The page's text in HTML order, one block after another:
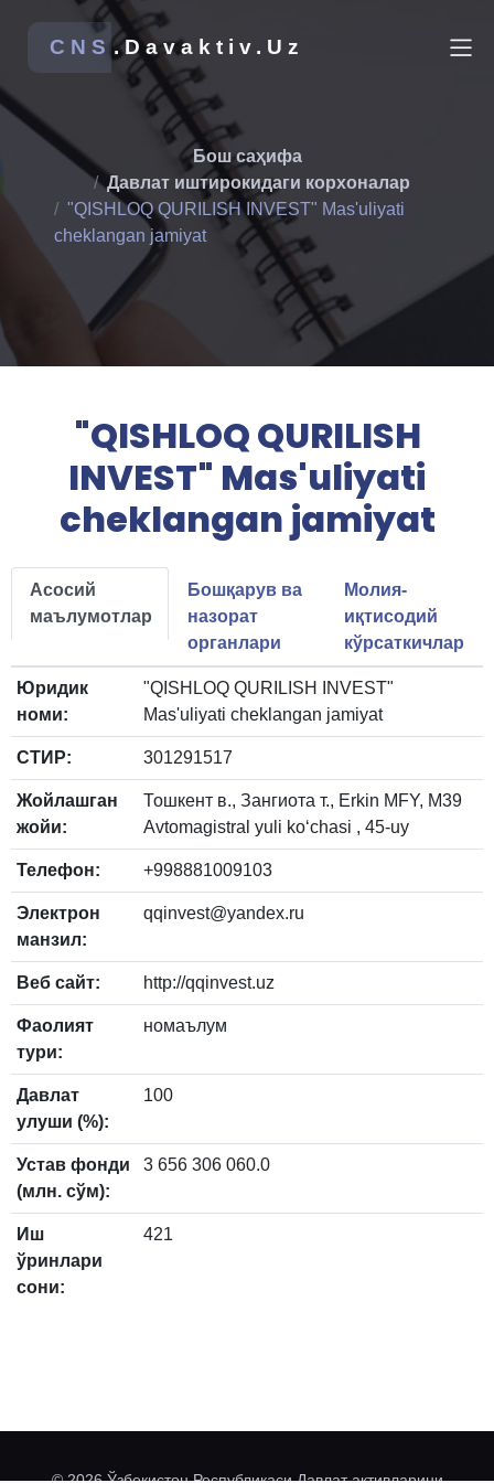
CNS.Davaktiv.Uz
Бош саҳифа
Давлат иштирокидаги корхоналар
"QISHLOQ QURILISH INVEST" Mas'uliyati
cheklangan jamiyat
"QISHLOQ QURILISH
INVEST" Mas'uliyati
cheklangan jamiyat
Асосий
маълумотлар
Бошқарув ва
назорат
органлари
Молия-
иқтисодий
кўрсаткичлар
Юридик
номи:
"QISHLOQ QURILISH INVEST"
Mas'uliyati cheklangan jamiyat
СТИР: 301291517
Жойлашган
жойи:
Тошкент в., Зангиота т., Erkin MFY, M39
Аvtomagistral yuli ko‘chasi , 45-uy
Телефон: +998881009103
Электрон
манзил:
qqinvest@yandex.ru
Веб сайт: http://qqinvest.uz
Фаолият
тури:
номаълум
Давлат
улуши (%):
100
Устав фонди
(млн. сўм):
3 656 306 060.0
Иш
ўринлари
сони:
421
© 2026 Ўзбекистон Республикаси Давлат активларини